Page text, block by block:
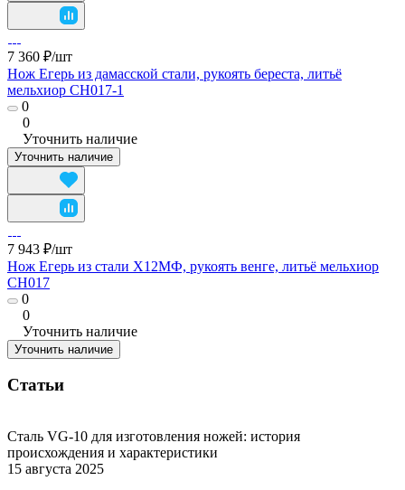
7 360 ₽/шт
Нож Егерь из дамасской стали, рукоять береста, литьё
мельхиор CH017-1
0
0
Уточнить наличие
Уточнить наличие
7 943 ₽/шт
Нож Егерь из стали Х12МФ, рукоять венге, литьё мельхиор
CH017
0
0
Уточнить наличие
Уточнить наличие
Статьи
Сталь VG-10 для изготовления ножей: история
происхождения и характеристики
15 августа 2025